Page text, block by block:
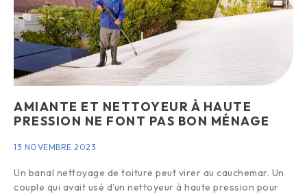
AMIANTE ET NETTOYEUR À HAUTE
PRESSION NE FONT PAS BON MÉNAGE
13 NOVEMBRE 2023
Un banal nettoyage de toiture peut virer au cauchemar. Un
couple qui avait usé d’un nettoyeur à haute pression pour